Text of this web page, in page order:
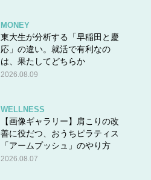
MONEY
東大生が分析する「早稲田と慶
応」の違い。就活で有利なの
は、果たしてどちらか
2026.08.09
WELLNESS
【画像ギャラリー】肩こりの改
善に役だつ、おうちピラティス
「アームプッシュ」のやり方
2026.08.07